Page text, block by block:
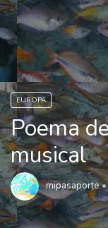
EUROPA
Poema
musical
mipasaporte